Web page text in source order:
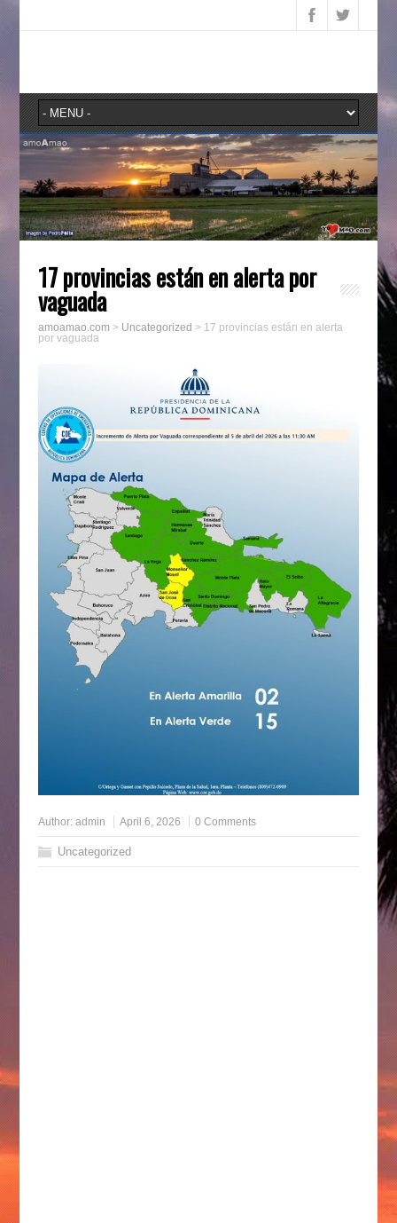
17 provincias están en alerta por
vaguada
amoamao.com > Uncategorized > 17 provincias están en alerta
por vaguada
Author: admin April 6, 2026 0 Comments
Uncategorized